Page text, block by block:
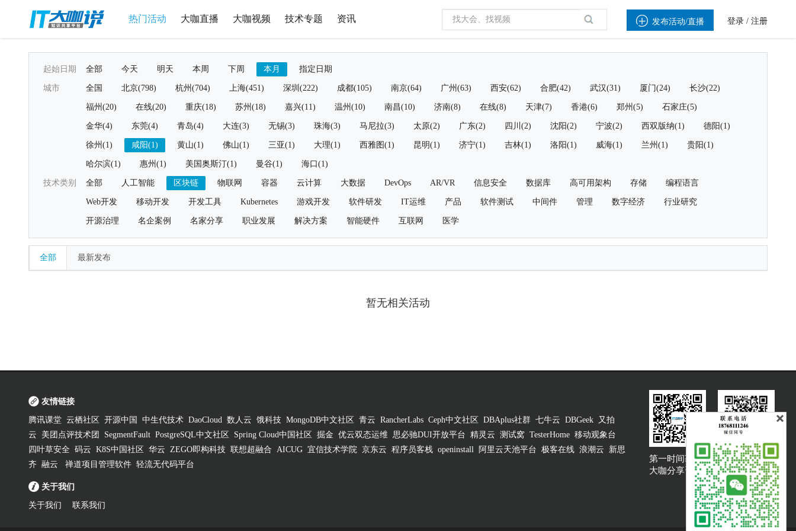
热门活动 大咖直播 大咖视频 技术专题 资讯  发布活动/直播 登录 / 注册
起始日期 全部 今天 明天 本周 下周 本月 指定日期
城市 全国 北京(798) 杭州(704) 上海(451) 深圳(222) 成都(105) 南京(64) 广州(63) 西安(62) 合肥(42) 武汉(31) 厦门(24) 长沙(22)
福州(20) 在线(20) 重庆(18) 苏州(18) 嘉兴(11) 温州(10) 南昌(10) 济南(8) 在线(8) 天津(7) 香港(6) 郑州(5) 石家庄(5)
金华(4) 东莞(4) 青岛(4) 大连(3) 无锡(3) 珠海(3) 马尼拉(3) 太原(2) 广东(2) 四川(2) 沈阳(2) 宁波(2) 西双版纳(1) 德阳(1)
徐州(1) 咸阳(1) 黄山(1) 佛山(1) 三亚(1) 大理(1) 西雅图(1) 昆明(1) 济宁(1) 吉林(1) 洛阳(1) 威海(1) 兰州(1) 贵阳(1)
哈尔滨(1) 惠州(1) 美国奥斯汀(1) 曼谷(1) 海口(1)
技术类别 全部 人工智能 区块链 物联网 容器 云计算 大数据 DevOps AR/VR 信息安全 数据库 高可用架构 存储 编程语言
Web开发 移动开发 开发工具 Kubernetes 游戏开发 软件研发 IT运维 产品 软件测试 中间件 管理 数字经济 行业研究
开源治理 名企案例 名家分享 职业发展 解决方案 智能硬件 互联网 医学
全部 最新发布
暂无相关活动
友情链接
腾讯课堂 云栖社区 开源中国 中生代技术 DaoCloud 数人云 饿科技 MongoDB中文社区 青云 RancherLabs Ceph中文社区 DBAplus社群 七牛云 DBGeek
又拍
云
美团点评技术团 SegmentFault PostgreSQL中文社区 Spring Cloud中国社区 掘金 优云双态运维 思必驰DUI开放平台 精灵云 测试窝 TesterHome 移动观象台
四叶草安全 码云 K8S中国社区 华云 ZEGO即构科技 联想超融合 AICUG 宜信技术学院 京东云 程序员客栈 openinstall 阿里云天池平台 极客在线 浪潮云
新思
齐 融云 禅道项目管理软件 轻流无代码平台
关于我们
关于我们 联系我们
第一时间获取
大咖分享资讯
大咖说吐槽客服